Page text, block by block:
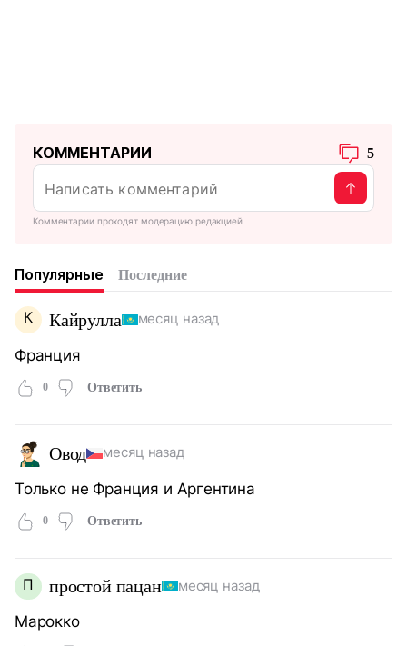
КОММЕНТАРИИ 5
Комментарии проходят модерацию редакцией
Популярные Последние
К Кайрулла месяц назад
Франция
0 Ответить
Овод месяц назад
Только не Франция и Аргентина
0 Ответить
П простой пацан месяц назад
Марокко